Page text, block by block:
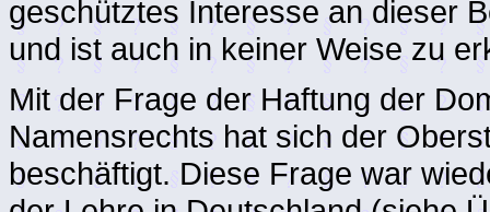
geschütztes Interesse an dieser
und ist auch in keiner Weise zu
Mit der Frage der Haftung der
Namensrechts hat sich der
beschäftigt. Diese Frage war